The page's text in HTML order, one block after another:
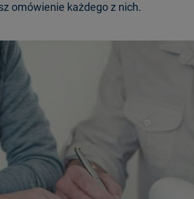
omówienie każdego z nich.